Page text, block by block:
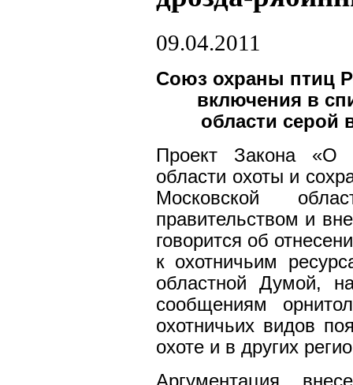
09.04.2011
Союз охраны птиц
включения в
области серой
Проект Закона «О
области охоты и
Московской
правительством и
говорится об
к охотничьим
областной Думой,
сообщениям
охотничьих видов
охоте и в других